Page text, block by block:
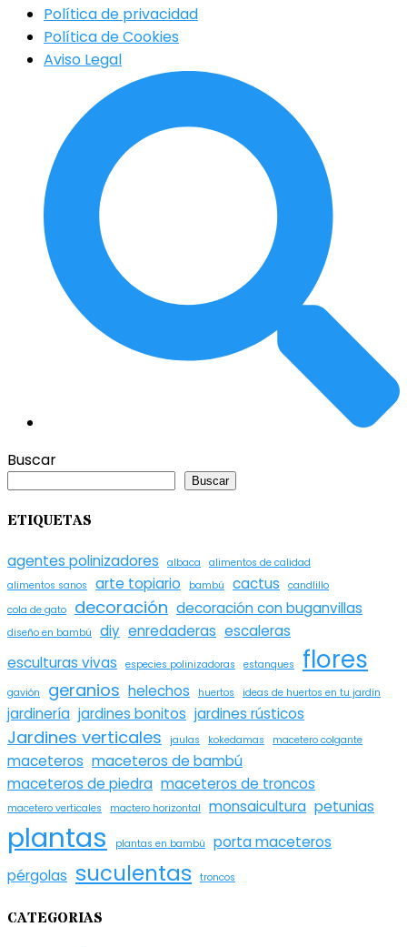
Política de privacidad
Política de Cookies
Aviso Legal
Buscar
Buscar
ETIQUETAS
agentes polinizadores albaca
alimentos de calidad
alimentos sanos
arte topiario bambú cactus
candlillo
cola de gato
decoración decoración con buganvillas
diseño en bambú diy enredaderas escaleras
esculturas vivas
especies polinizadoras estanques flores
gavión geranios helechos huertos ideas de huertos en tu jardín
jardinería jardines bonitos jardines rústicos
Jardines verticales jaulas kokedamas macetero colgante
maceteros maceteros de bambú
maceteros de piedra maceteros de troncos
macetero verticales mactero horizontal monsaicultura petunias
plantas plantas en bambú
porta maceteros
pérgolas suculentas troncos
CATEGORIAS